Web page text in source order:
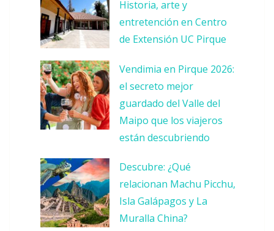
Historia, arte y
entretención en Centro
de Extensión UC Pirque
Vendimia en Pirque 2026:
el secreto mejor
guardado del Valle del
Maipo que los viajeros
están descubriendo
Descubre: ¿Qué
relacionan Machu Picchu,
Isla Galápagos y La
Muralla China?